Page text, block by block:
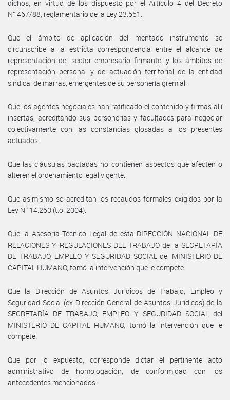
dichos, en virtud de los dispuesto por el Artículo 4 del Decreto
N° 467/88, reglamentario de la Ley 23.551.
Que el ámbito de aplicación del mentado instrumento se
circunscribe a la estricta correspondencia entre el alcance de
representación del sector empresario firmante, y los ámbitos de
representación personal y de actuación territorial de la entidad
sindical de marras, emergentes de su personería gremial.
Que los agentes negociales han ratificado el contenido y firmas allí
insertas, acreditando sus personerías y facultades para negociar
colectivamente con las constancias glosadas a los presentes
actuados.
Que las cláusulas pactadas no contienen aspectos que afecten o
alteren el ordenamiento legal vigente.
Que asimismo se acreditan los recaudos formales exigidos por la
Ley N° 14.250 (t.o. 2004).
Que la Asesoría Técnico Legal de esta DIRECCIÓN NACIONAL DE
RELACIONES Y REGULACIONES DEL TRABAJO de la SECRETARÍA
DE TRABAJO, EMPLEO Y SEGURIDAD SOCIAL del MINISTERIO DE
CAPITAL HUMANO, tomó la intervención que le compete.
Que la Dirección de Asuntos Jurídicos de Trabajo, Empleo y
Seguridad Social (ex Dirección General de Asuntos Jurídicos) de la
SECRETARÍA DE TRABAJO, EMPLEO Y SEGURIDAD SOCIAL del
MINISTERIO DE CAPITAL HUMANO, tomó la intervención que le
compete.
Que por lo expuesto, corresponde dictar el pertinente acto
administrativo de homologación, de conformidad con los
antecedentes mencionados.